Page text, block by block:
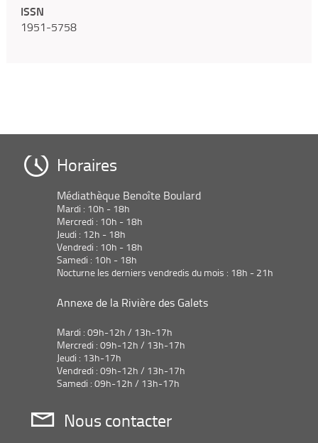
ISSN
1951-5758
Horaires
Médiathèque Benoîte Boulard
Mardi : 10h - 18h
Mercredi : 10h - 18h
Jeudi : 12h - 18h
Vendredi : 10h - 18h
Samedi : 10h - 18h
Nocturne les derniers vendredis du mois : 18h - 21h
Annexe de la Rivière des Galets
Mardi : 09h-12h / 13h-17h
Mercredi : 09h-12h / 13h-17h
Jeudi : 13h-17h
Vendredi : 09h-12h / 13h-17h
Samedi : 09h-12h / 13h-17h
Nous contacter